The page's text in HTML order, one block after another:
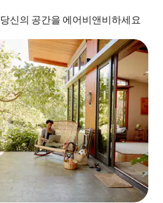
당신의 공간을 에어비앤비하세요